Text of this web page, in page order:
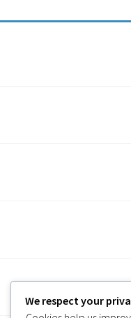
We respect your